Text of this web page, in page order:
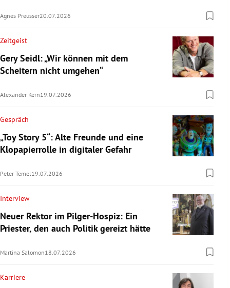
Agnes Preusser20.07.2026
Zeitgeist
Gery Seidl: „Wir können mit dem
Scheitern nicht umgehen“
Alexander Kern19.07.2026
Gespräch
„Toy Story 5“: Alte Freunde und eine
Klopapierrolle in digitaler Gefahr
Peter Temel 19.07.2026
Interview
Neuer Rektor im Pilger-Hospiz: Ein
Priester, den auch Politik gereizt hätte
Martina Salomon18.07.2026
Karriere